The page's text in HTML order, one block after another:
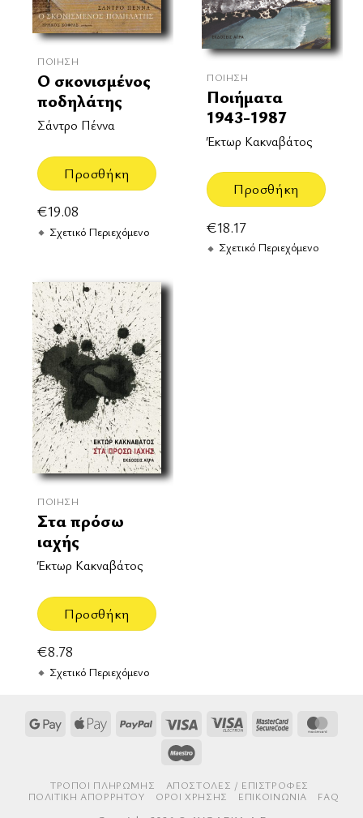
ΠΟΊΗΣΗ
Ο σκονισμένος
ποδηλάτης
Σάντρο Πέννα
Προσθήκη
€19.08
Σχετικό Περιεχόμενο
ΠΟΊΗΣΗ
Ποιήματα
1943-1987
Έκτωρ Κακναβάτος
Προσθήκη
€18.17
Σχετικό Περιεχόμενο
ΠΟΊΗΣΗ
Στα πρόσω
ιαχής
Έκτωρ Κακναβάτος
Προσθήκη
€8.78
Σχετικό Περιεχόμενο
Google Apple
PayPal Visa
Visa
MasterCard
ΤΡΌΠΟΙ ΠΛΗΡΩΜΉΣ
AΠΟΣΤΟΛΈΣ / ΕΠΙΣΤΡΟΦΈΣ
ΠΟΛΙΤΙΚΉ ΑΠΟΡΡΉΤΟΥ
ΌΡΟΙ ΧΡΉΣΗΣ ΕΠΙΚΟΙΝΩΝΊΑ FAQ